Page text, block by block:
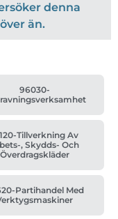
denna
än.
96030-
Tillverkning Av
, Skydds- Och
Överdragskläder
Partihandel Med